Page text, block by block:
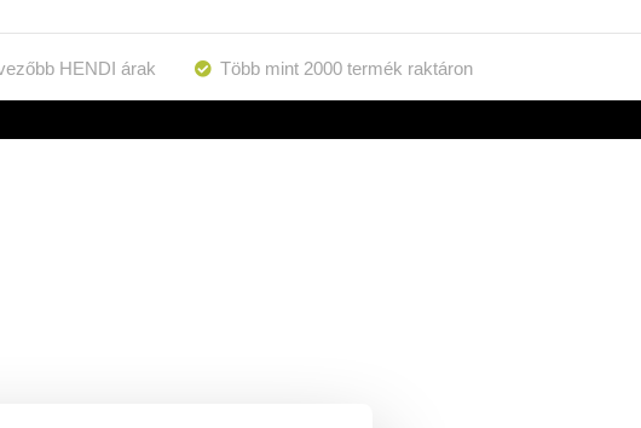
HENDI árak Több mint 2000 termék raktáron